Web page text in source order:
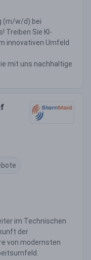
(m/w/d) bei
Treiben Sie KI-
innovativen Umfeld
mit uns nachhaltige
im Technischen
der
von modernsten